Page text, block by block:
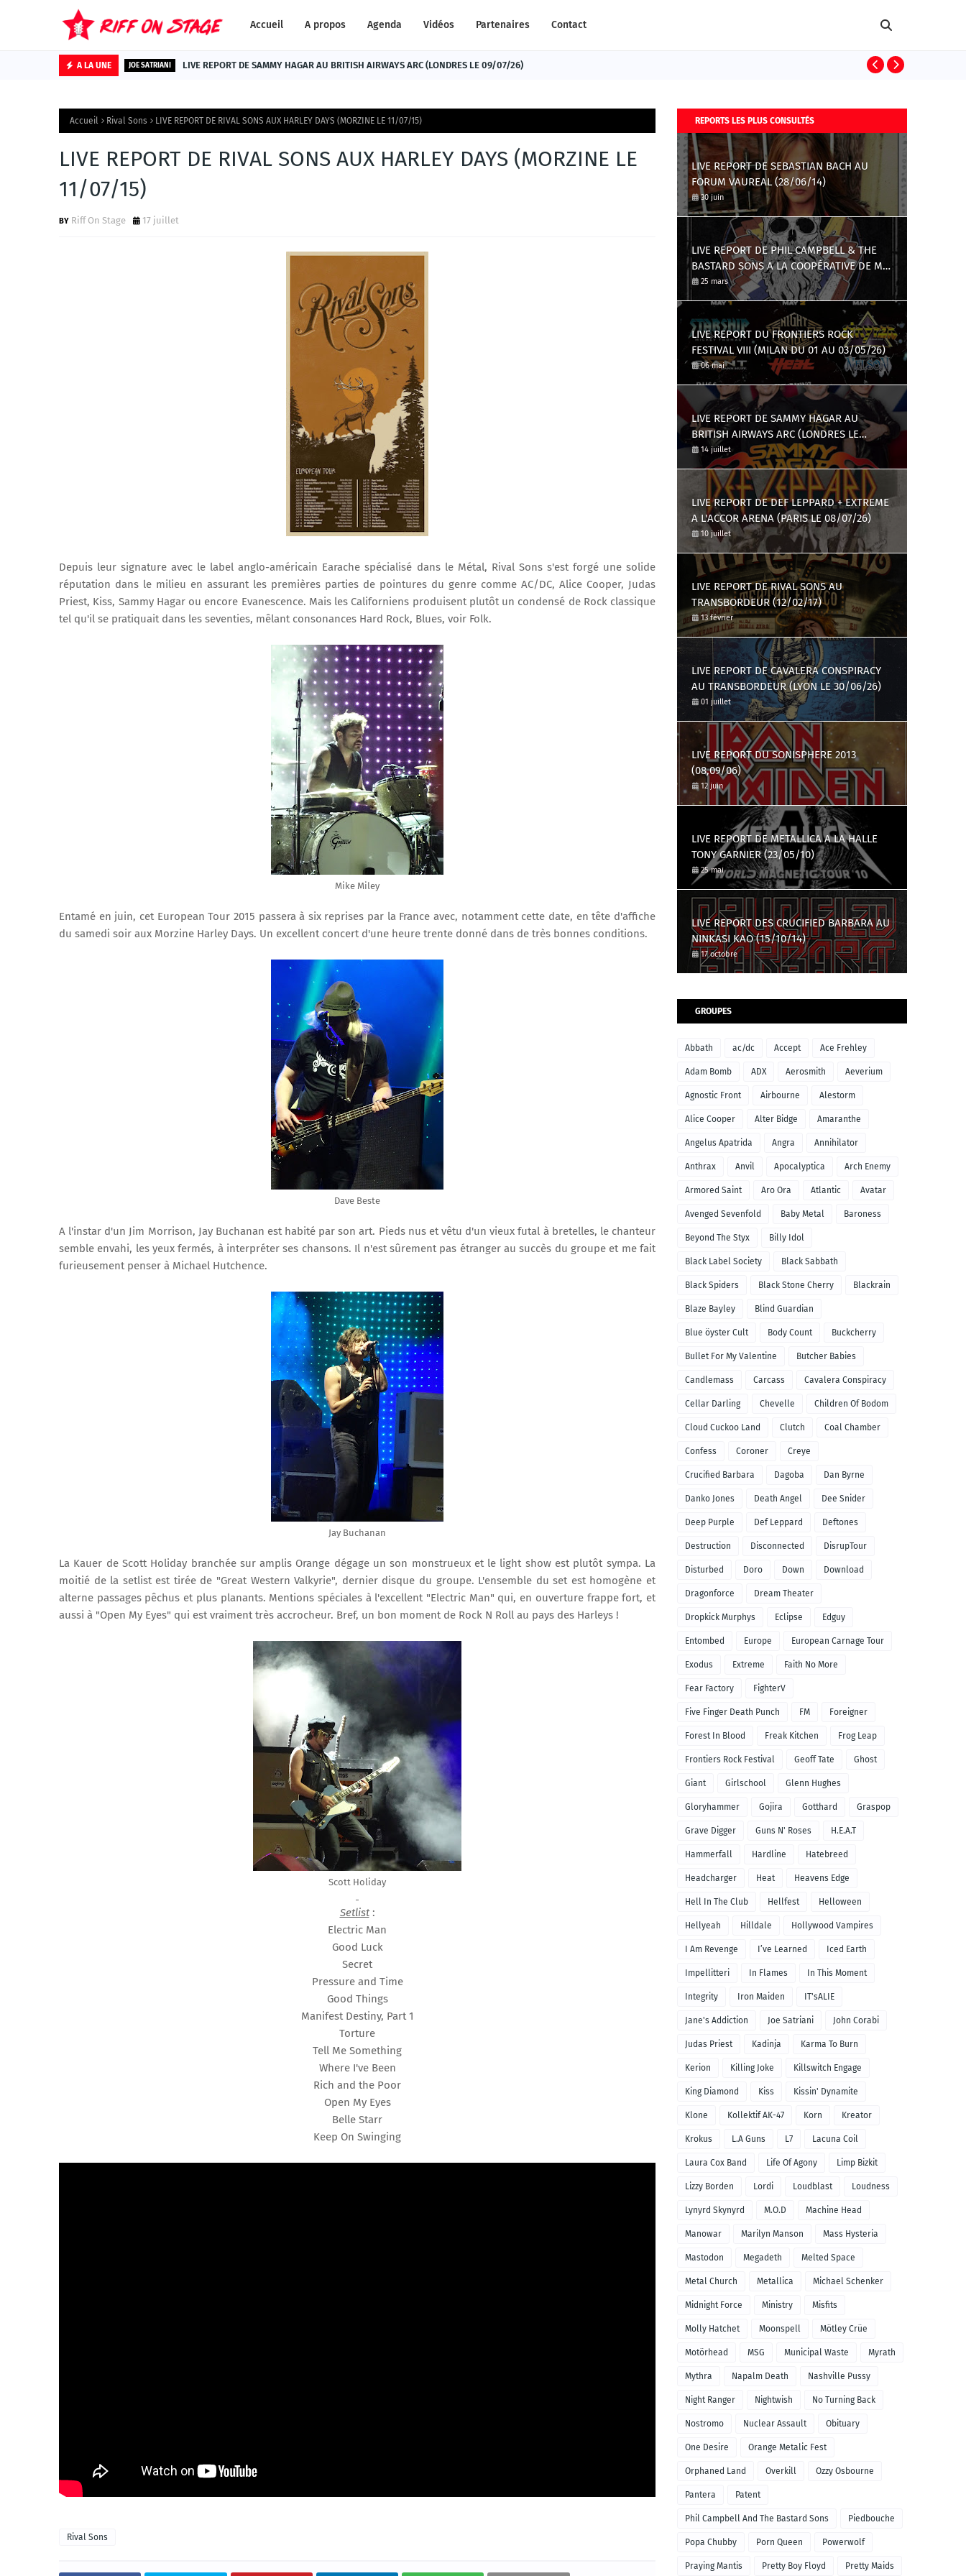
Accueil A propos Agenda Vidéos Partenaires Contact
A LA UNE JOE SATRIANI LIVE REPORT DE SAMMY HAGAR AU BRITISH AIRWAYS ARC (LONDRES LE 09/07/26)
Accueil Rival Sons LIVE REPORT DE RIVAL SONS AUX HARLEY DAYS (MORZINE LE 11/07/15)
LIVE REPORT DE RIVAL SONS AUX HARLEY DAYS (MORZINE LE
11/07/15)
Riff On Stage 17 juillet
Depuis leur signature avec le label anglo-américain Earache spécialisé dans le Métal, Rival Sons s'est forgé une solide
réputation dans le milieu en assurant les premières parties de pointures du genre comme AC/DC, Alice Cooper, Judas
Priest, Kiss, Sammy Hagar ou encore Evanescence. Mais les Californiens produisent plutôt un condensé de Rock classique
tel qu'il se pratiquait dans les seventies, mêlant consonances Hard Rock, Blues, voir Folk.
Mike Miley
Entamé en juin, cet European Tour 2015 passera à six reprises par la France avec, notamment cette date, en tête d'affiche
du samedi soir aux Morzine Harley Days. Un excellent concert d'une heure trente donné dans de très bonnes conditions.
Dave Beste
A l'instar d'un Jim Morrison, Jay Buchanan est habité par son art. Pieds nus et vêtu d'un vieux futal à bretelles, le chanteur
semble envahi, les yeux fermés, à interpréter ses chansons. Il n'est sûrement pas étranger au succès du groupe et me fait
furieusement penser à Michael Hutchence.
Jay Buchanan
La Kauer de Scott Holiday branchée sur amplis Orange dégage un son monstrueux et le light show est plutôt sympa. La
moitié de la setlist est tirée de "Great Western Valkyrie", dernier disque du groupe. L'ensemble du set est homogène et
alterne passages pêchus et plus planants. Mentions spéciales à l'excellent "Electric Man" qui, en ouverture frappe fort, et
aussi à "Open My Eyes" qui est vraiment très accrocheur. Bref, un bon moment de Rock N Roll au pays des Harleys !
Scott Holiday
Setlist:
Electric Man
Good Luck
Secret
Pressure and Time
Good Things
Manifest Destiny, Part 1
Torture
Tell Me Something
Where I've Been
Rich and the Poor
Open My Eyes
Belle Starr
Keep On Swinging
Rival Sons
REPORTS LES PLUS CONSULTÉS
LIVE REPORT DE SEBASTIAN BACH AU
FORUM VAUREAL (28/06/14)
30 juin
LIVE REPORT DE PHIL CAMPBELL & THE
BASTARD SONS A LA COOPÉRATIVE DE MAI
(23/03/17)
25 mars
LIVE REPORT DU FRONTIERS ROCK
FESTIVAL VIII (MILAN DU 01 AU 03/05/26)
06 mai
LIVE REPORT DE SAMMY HAGAR AU
BRITISH AIRWAYS ARC (LONDRES LE
09/07/26)
14 juillet
LIVE REPORT DE DEF LEPPARD + EXTREME
A L'ACCOR ARENA (PARIS LE 08/07/26)
10 juillet
LIVE REPORT DE RIVAL SONS AU
TRANSBORDEUR (12/02/17)
13 février
LIVE REPORT DE CAVALERA CONSPIRACY
AU TRANSBORDEUR (LYON LE 30/06/26)
01 juillet
LIVE REPORT DU SONISPHERE 2013
(08,09/06)
12 juin
LIVE REPORT DE METALLICA A LA HALLE
TONY GARNIER (23/05/10)
25 mai
LIVE REPORT DES CRUCIFIED BARBARA AU
NINKASI KAO (15/10/14)
17 octobre
GROUPES
Abbath ac/dc Accept Ace Frehley
Adam Bomb ADX Aerosmith Aeverium
Agnostic Front Airbourne Alestorm
Alice Cooper Alter Bidge Amaranthe
Angelus Apatrida Angra Annihilator
Anthrax Anvil Apocalyptica Arch Enemy
Armored Saint Aro Ora Atlantic Avatar
Avenged Sevenfold Baby Metal Baroness
Beyond The Styx Billy Idol
Black Label Society Black Sabbath
Black Spiders Black Stone Cherry Blackrain
Blaze Bayley Blind Guardian
Blue öyster Cult Body Count Buckcherry
Bullet For My Valentine Butcher Babies
Candlemass Carcass Cavalera Conspiracy
Cellar Darling Chevelle Children Of Bodom
Cloud Cuckoo Land Clutch Coal Chamber
Confess Coroner Creye
Crucified Barbara Dagoba Dan Byrne
Danko Jones Death Angel Dee Snider
Deep Purple Def Leppard Deftones
Destruction Disconnected DisrupTour
Disturbed Doro Down Download
Dragonforce Dream Theater
Dropkick Murphys Eclipse Edguy
Entombed Europe European Carnage Tour
Exodus Extreme Faith No More
Fear Factory FighterV
Five Finger Death Punch FM Foreigner
Forest In Blood Freak Kitchen Frog Leap
Frontiers Rock Festival Geoff Tate Ghost
Giant Girlschool Glenn Hughes
Gloryhammer Gojira Gotthard Graspop
Grave Digger Guns N' Roses H.E.A.T
Hammerfall Hardline Hatebreed
Headcharger Heat Heavens Edge
Hell In The Club Hellfest Helloween
Hellyeah Hilldale Hollywood Vampires
I Am Revenge I’ve Learned Iced Earth
Impellitteri In Flames In This Moment
Integrity Iron Maiden IT'sALIE
Jane's Addiction Joe Satriani John Corabi
Judas Priest Kadinja Karma To Burn
Kerion Killing Joke Killswitch Engage
King Diamond Kiss Kissin' Dynamite
Klone Kollektif AK-47 Korn Kreator
Krokus L.A Guns L7 Lacuna Coil
Laura Cox Band Life Of Agony Limp Bizkit
Lizzy Borden Lordi Loudblast Loudness
Lynyrd Skynyrd M.O.D Machine Head
Manowar Marilyn Manson Mass Hysteria
Mastodon Megadeth Melted Space
Metal Church Metallica Michael Schenker
Midnight Force Ministry Misfits
Molly Hatchet Moonspell Mötley Crüe
Motörhead MSG Municipal Waste Myrath
Mythra Napalm Death Nashville Pussy
Night Ranger Nightwish No Turning Back
Nostromo Nuclear Assault Obituary
One Desire Orange Metalic Fest
Orphaned Land Overkill Ozzy Osbourne
Pantera Patent
Phil Campbell And The Bastard Sons Piedbouche
Popa Chubby Porn Queen Powerwolf
Praying Mantis Pretty Boy Floyd Pretty Maids